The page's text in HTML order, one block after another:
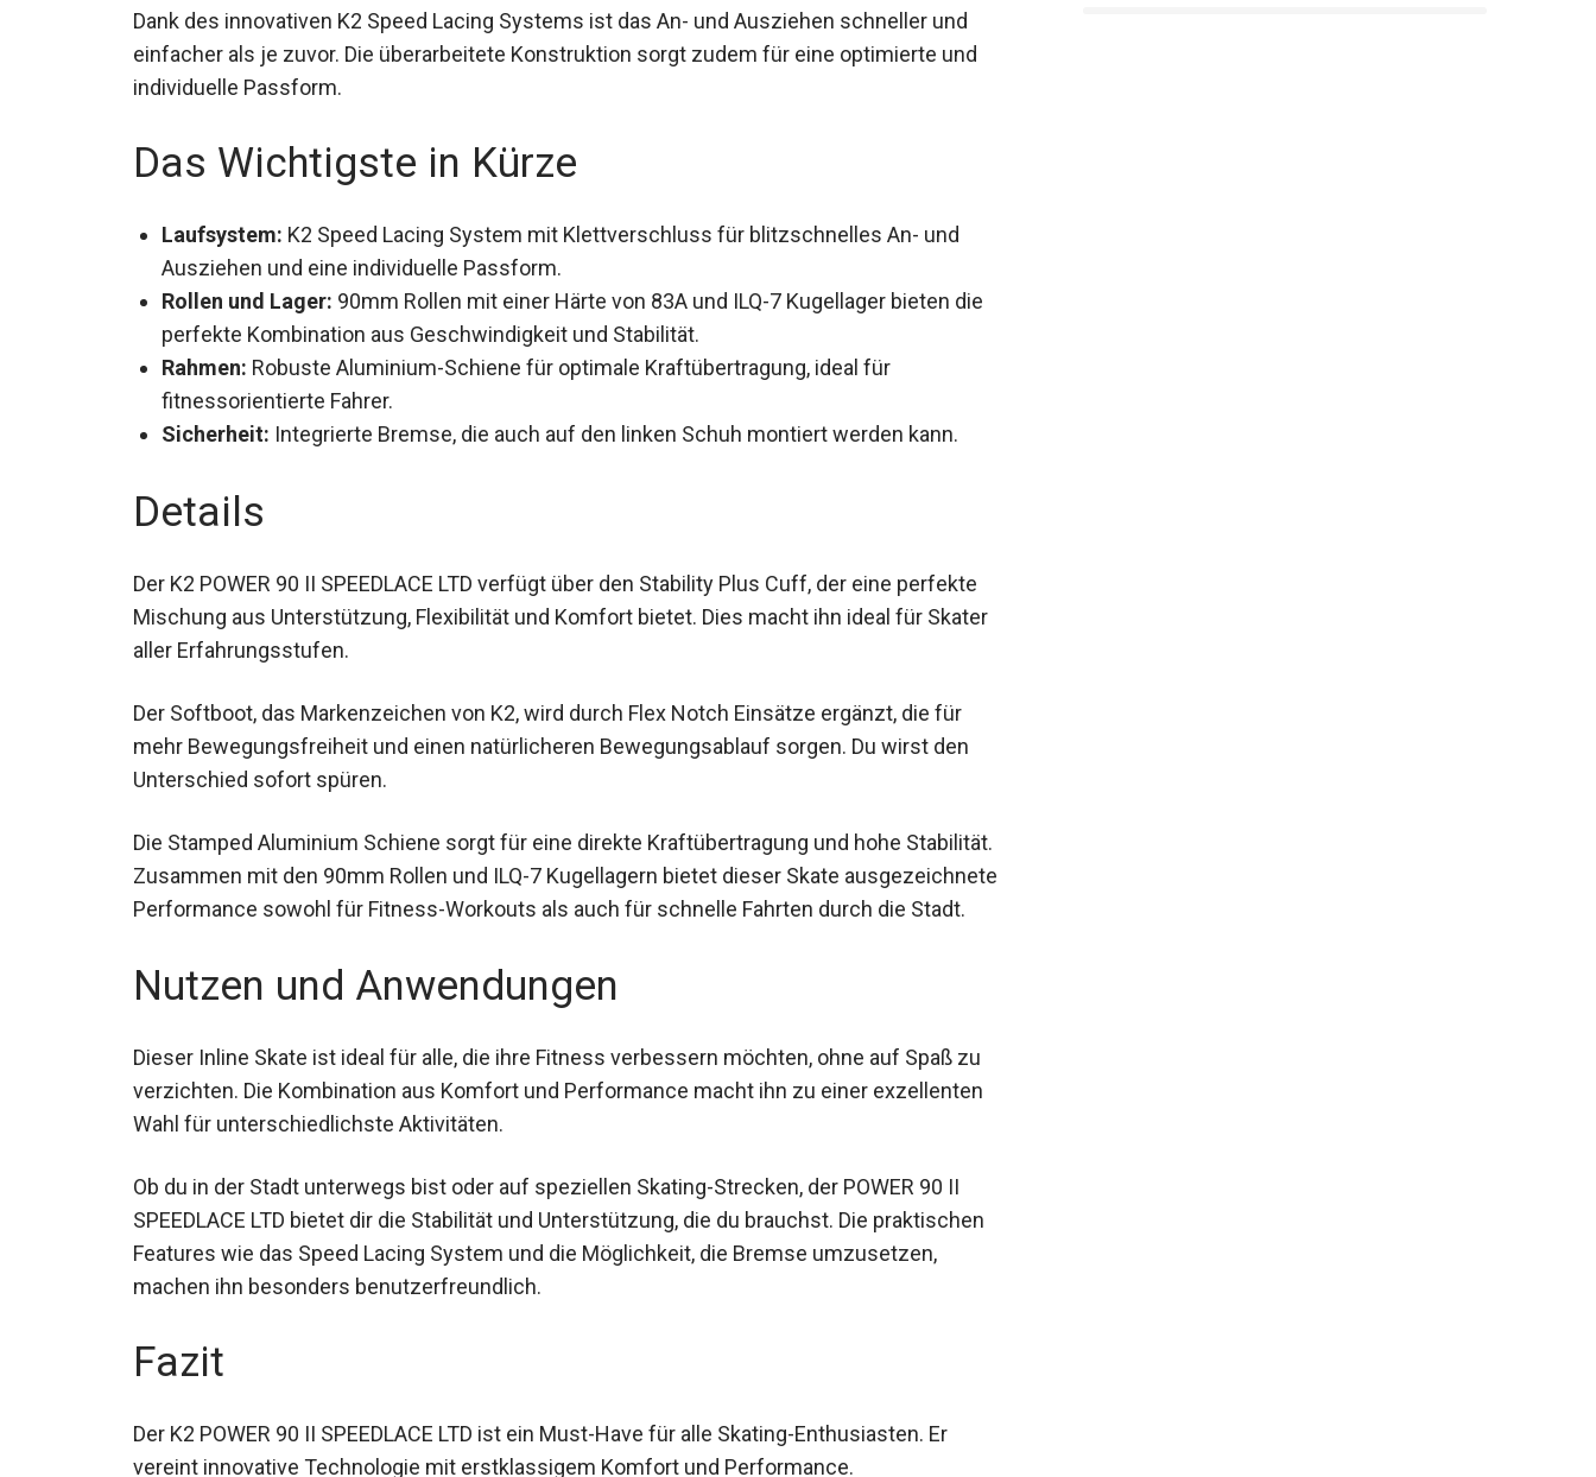
Dank des innovativen K2 Speed Lacing Systems ist das An- und Ausziehen schneller und
einfacher als je zuvor. Die überarbeitete Konstruktion sorgt zudem für eine optimierte und
individuelle Passform.
Das Wichtigste in Kürze
Laufsystem: K2 Speed Lacing System mit Klettverschluss für blitzschnelles An- und
Ausziehen und eine individuelle Passform.
Rollen und Lager: 90mm Rollen mit einer Härte von 83A und ILQ-7 Kugellager bieten die
perfekte Kombination aus Geschwindigkeit und Stabilität.
Rahmen: Robuste Aluminium-Schiene für optimale Kraftübertragung, ideal für
fitnessorientierte Fahrer.
Sicherheit: Integrierte Bremse, die auch auf den linken Schuh montiert werden kann.
Details
Der K2 POWER 90 II SPEEDLACE LTD verfügt über den Stability Plus Cuff, der eine perfekte
Mischung aus Unterstützung, Flexibilität und Komfort bietet. Dies macht ihn ideal für Skater
aller Erfahrungsstufen.
Der Softboot, das Markenzeichen von K2, wird durch Flex Notch Einsätze ergänzt, die für
mehr Bewegungsfreiheit und einen natürlicheren Bewegungsablauf sorgen. Du wirst den
Unterschied sofort spüren.
Die Stamped Aluminium Schiene sorgt für eine direkte Kraftübertragung und hohe Stabilität.
Zusammen mit den 90mm Rollen und ILQ-7 Kugellagern bietet dieser Skate ausgezeichnete
Performance sowohl für Fitness-Workouts als auch für schnelle Fahrten durch die Stadt.
Nutzen und Anwendungen
Dieser Inline Skate ist ideal für alle, die ihre Fitness verbessern möchten, ohne auf Spaß zu
verzichten. Die Kombination aus Komfort und Performance macht ihn zu einer exzellenten
Wahl für unterschiedlichste Aktivitäten.
Ob du in der Stadt unterwegs bist oder auf speziellen Skating-Strecken, der POWER 90 II
SPEEDLACE LTD bietet dir die Stabilität und Unterstützung, die du brauchst. Die praktischen
Features wie das Speed Lacing System und die Möglichkeit, die Bremse umzusetzen,
machen ihn besonders benutzerfreundlich.
Fazit
Der K2 POWER 90 II SPEEDLACE LTD ist ein Must-Have für alle Skating-Enthusiasten. Er
vereint innovative Technologie mit erstklassigem Komfort und Performance.